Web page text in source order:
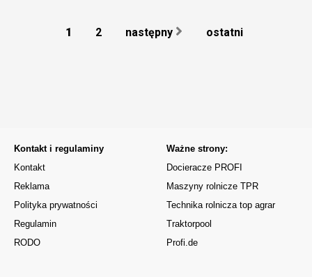
1 2 następny ostatni
Kontakt i regulaminy
Kontakt
Reklama
Polityka prywatności
Regulamin
RODO
Ważne strony:
Docieracze PROFI
Maszyny rolnicze TPR
Technika rolnicza top agrar
Traktorpool
Profi.de